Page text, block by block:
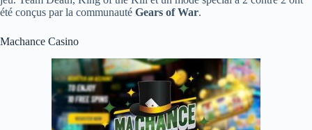
été conçus par la communauté Gears of War.
Machance Casino